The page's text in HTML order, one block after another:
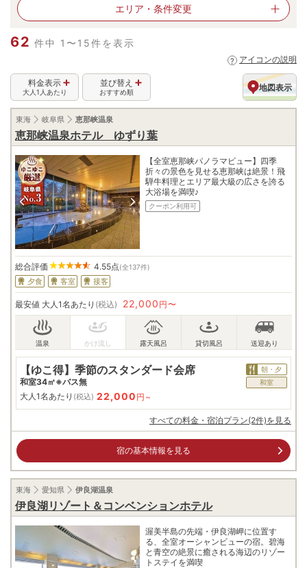
エリア・ 条件変更
62 件中 1〜15件を表示
アイコンの説明
地図表示
並び替え
おすすめ順
料金表示
大人1人あたり
東海 岐阜県 恵那峡温泉
恵那峡温泉ホテル ゆずり葉
【全室恵那峡パノラマビュー】四季
折々の景色を見せる恵那峡は絶景！飛
騨牛料理とエリア最大級の広さを誇る
大浴場を満喫♪
クーポン利用可
総合評価 4.55点(全137件)
夕食 客室 接客
最安値 大人1名あたり (税込) 22,000 円〜
【ゆこ得】季節のスタンダード会席
和室34㎡※バス無
朝・夕
和室
大人1名あたり (税込) 22,000 円~
すべての料金・宿泊プラン(2件)を見る
宿の基本情報を見る
東海 愛知県 伊良湖温泉
伊良湖リゾート＆コンベンションホテル
渥美半島の先端・伊良湖岬に位置す
る、全室オーシャンビューの宿。碧海
と青空の絶景に癒される海辺のリゾー
トステイを満喫